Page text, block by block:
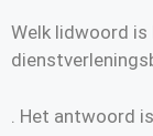
Welk lidwoord
. Het antwoord is